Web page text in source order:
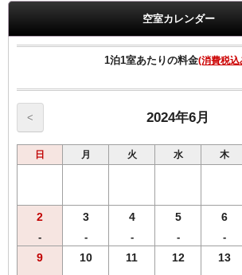
※提示なき場合は割引無しの料金を適用させて
◆◆◆朝食のご案内◆◆◆
≪朝食メニュー≫2024年5月8日よりリニューアル
・挽きたて香り豊かなコーヒー
・果汁１００％オレンジジュース/野菜ジュース
・選べる３種類のスープ
・味付半熟ゆで玉子
・北海道で育ったゴロゴロ野菜カレー
【こだわり】 あつあつの焼きたてパンをお好き
くださいませ
【営業時間】1階レストランにて6時30分から10
ﾌﾟ9:30）
空室カレンダー
1泊1室あたりの料金(消費税込
< 2024年6月
日 月 火 水 木
2
-
3
-
4
-
5
-
6
-
9 10 11 12 13